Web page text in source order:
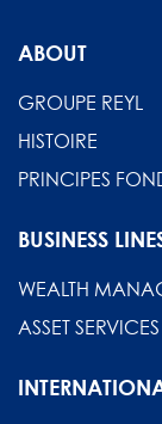
ABOUT
GROUPE REYL
HISTOIRE
PRINCIPES
BUSINESS
WEALTH
ASSET SERVICES